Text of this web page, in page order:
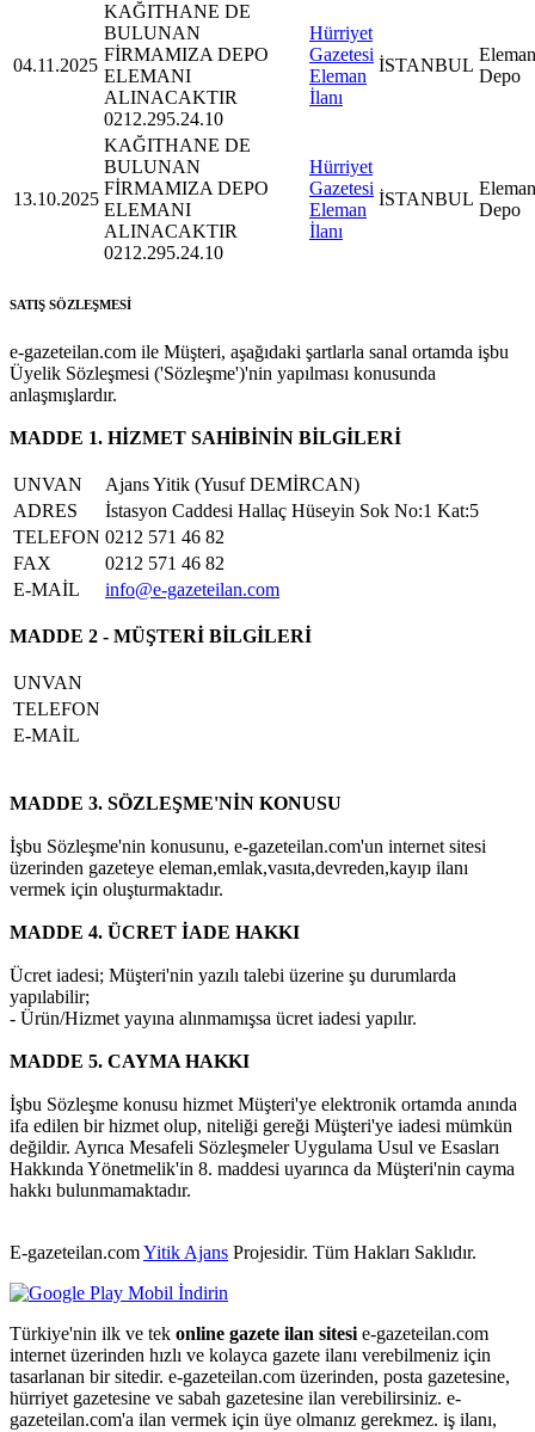
04.11.2025
KAĞITHANE DE
BULUNAN
FİRMAMIZA DEPO
ELEMANI
ALINACAKTIR
0212.295.24.10
Hürriyet
Gazetesi
Eleman
İlanı
İSTANBUL
Depo
13.10.2025
KAĞITHANE DE
BULUNAN
FİRMAMIZA DEPO
ELEMANI
ALINACAKTIR
0212.295.24.10
Hürriyet
Gazetesi
Eleman
İlanı
İSTANBUL
Depo
SATIŞ SÖZLEŞMESİ
e-gazeteilan.com ile Müşteri, aşağıdaki şartlarla sanal ortamda işbu
Üyelik Sözleşmesi ('Sözleşme')'nin yapılması konusunda
anlaşmışlardır.
MADDE 1. HİZMET SAHİBİNİN BİLGİLERİ
UNVAN
Ajans Yitik (Yusuf DEMİRCAN)
ADRES
İstasyon Caddesi Hallaç Hüseyin Sok No:1 Kat:5
TELEFON 0212 571 46 82
FAX
0212 571 46 82
E-MAİL
info@e-gazeteilan.com
MADDE 2 - MÜŞTERİ BİLGİLERİ
UNVAN
TELEFON
E-MAİL
MADDE 3. SÖZLEŞME'NİN KONUSU
İşbu Sözleşme'nin konusunu, e-gazeteilan.com'un internet sitesi
üzerinden gazeteye eleman,emlak,vasıta,devreden,kayıp ilanı
vermek için oluşturmaktadır.
MADDE 4. ÜCRET İADE HAKKI
Ücret iadesi; Müşteri'nin yazılı talebi üzerine şu durumlarda
yapılabilir;
- Ürün/Hizmet yayına alınmamışsa ücret iadesi yapılır.
MADDE 5. CAYMA HAKKI
İşbu Sözleşme konusu hizmet Müşteri'ye elektronik ortamda anında
ifa edilen bir hizmet olup, niteliği gereği Müşteri'ye iadesi mümkün
değildir. Ayrıca Mesafeli Sözleşmeler Uygulama Usul ve Esasları
Hakkında Yönetmelik'in 8. maddesi uyarınca da Müşteri'nin cayma
hakkı bulunmamaktadır.
E-gazeteilan.comYitik Ajans Projesidir. Tüm Hakları Saklıdır.
Türkiye'nin ilk ve tek online gazete ilan sitesi e-gazeteilan.com
internet üzerinden hızlı ve kolayca gazete ilanı verebilmeniz için
tasarlanan bir sitedir. e-gazeteilan.com üzerinden, posta gazetesine,
hürriyet gazetesine ve sabah gazetesine ilan verebilirsiniz. e-
gazeteilan.com'a ilan vermek için üye olmanız gerekmez. iş ilanı,